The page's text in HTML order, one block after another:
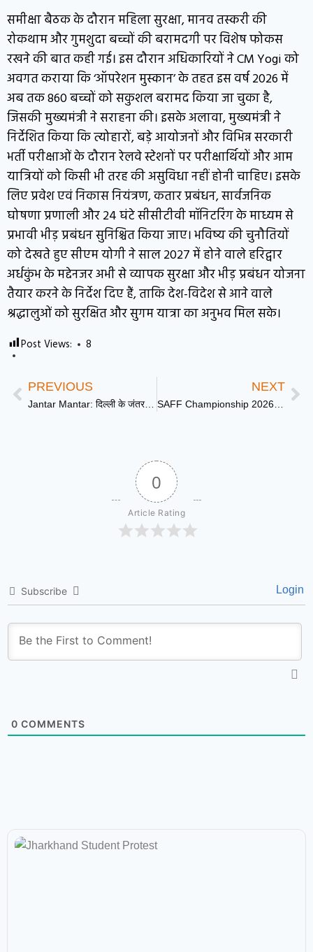
समीक्षा बैठक के दौरान महिला सुरक्षा, मानव तस्करी की
रोकथाम और गुमशुदा बच्चों की बरामदगी पर विशेष फोकस
रखने की बात कही गई। इस दौरान अधिकारियों ने CM Yogi को
अवगत कराया कि ‘ऑपरेशन मुस्कान’ के तहत इस वर्ष 2026 में
अब तक 860 बच्चों को सकुशल बरामद किया जा चुका है,
जिसकी मुख्यमंत्री ने सराहना की। इसके अलावा, मुख्यमंत्री ने
निर्देशित किया कि त्योहारों, बड़े आयोजनों और विभिन्न सरकारी
भर्ती परीक्षाओं के दौरान रेलवे स्टेशनों पर परीक्षार्थियों और आम
यात्रियों को किसी भी तरह की असुविधा नहीं होनी चाहिए। इसके
लिए प्रवेश एवं निकास नियंत्रण, कतार प्रबंधन, सार्वजनिक
घोषणा प्रणाली और 24 घंटे सीसीटीवी मॉनिटरिंग के माध्यम से
प्रभावी भीड़ प्रबंधन सुनिश्चित किया जाए। भविष्य की चुनौतियों
को देखते हुए सीएम योगी ने साल 2027 में होने वाले हरिद्वार
अर्धकुंभ के मद्देनजर अभी से व्यापक सुरक्षा और भीड़ प्रबंधन योजना
तैयार करने के निर्देश दिए हैं, ताकि देश-विदेश से आने वाले
श्रद्धालुओं को सुरक्षित और सुगम यात्रा का अनुभव मिल सके।
Post Views: 8
PREVIOUS
Jantar Mantar: दिल्ली के जंतर-मंतर पर कॉकरोच जनता पार्टी का पहला प्रदर्शन रहा फीका, समय से पहले खत्म करना पड़ा कार्यक्रम | DD News UP
NEXT
SAFF Championship 2026: भारतीय महिला फुटबॉल टीम ने रचा इतिहास, पीएम नरेंद्र मोदी ने दी बधाई; कहा- युवाओं को मिलेगी प्रेरणा | DD News UP
0
Article Rating
Subscribe Login
0 COMMENTS